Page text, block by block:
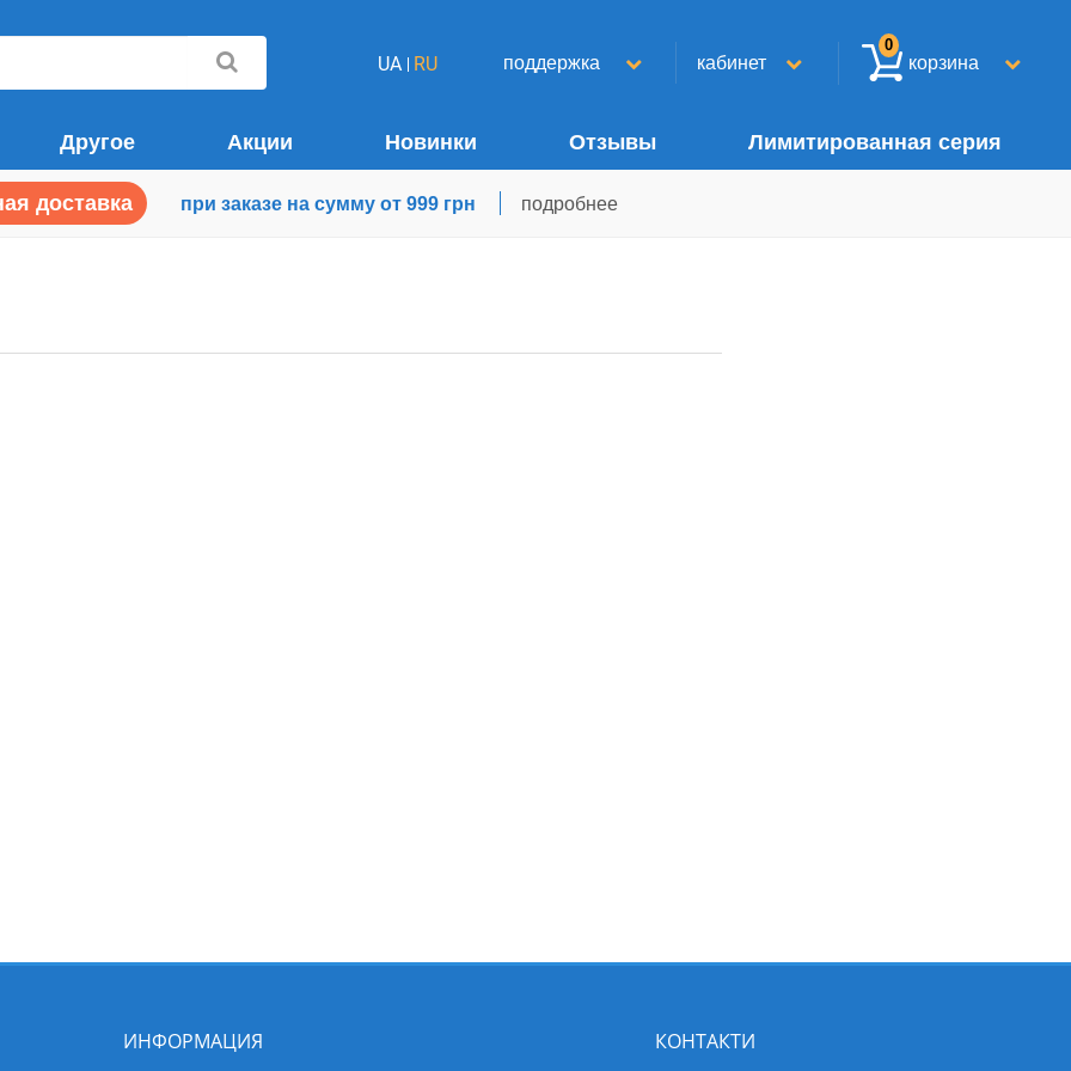
UA RU поддержка кабинет корзина
0
Другое Акции Новинки Отзывы Лимитированная серия
доставка при заказе на сумму от 999 грн подробнее
ИНФОРМАЦИЯ КОНТАКТИ